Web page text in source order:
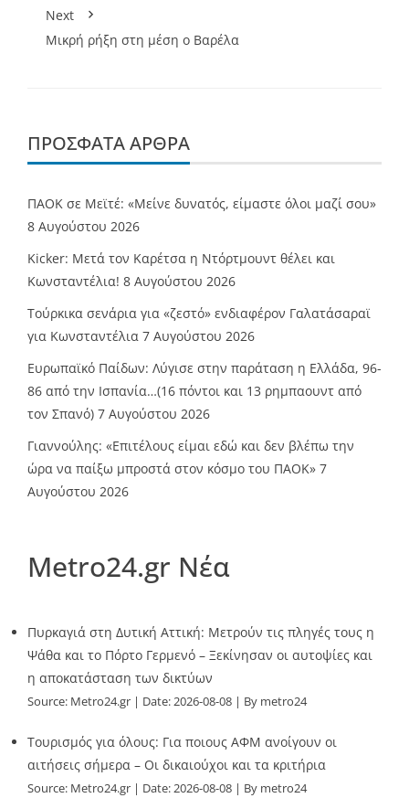
Next
Μικρή ρήξη στη μέση ο Βαρέλα
ΠΡΌΣΦΑΤΑ ΆΡΘΡΑ
ΠΑΟΚ σε Μεϊτέ: «Μείνε δυνατός, είμαστε όλοι μαζί σου»
8 Αυγούστου 2026
Kicker: Μετά τον Καρέτσα η Ντόρτμουντ θέλει και
Κωνσταντέλια! 8 Αυγούστου 2026
Τούρκικα σενάρια για «ζεστό» ενδιαφέρον Γαλατάσαραϊ
για Κωνσταντέλια 7 Αυγούστου 2026
Ευρωπαϊκό Παίδων: Λύγισε στην παράταση η Ελλάδα, 96-
86 από την Ισπανία…(16 πόντοι και 13 ρημπαουντ από
τον Σπανό) 7 Αυγούστου 2026
Γιαννούλης: «Επιτέλους είμαι εδώ και δεν βλέπω την
ώρα να παίξω μπροστά στον κόσμο του ΠΑΟΚ» 7
Αυγούστου 2026
Metro24.gr Νέα
Πυρκαγιά στη Δυτική Αττική: Μετρούν τις πληγές τους η
Ψάθα και το Πόρτο Γερμενό – Ξεκίνησαν οι αυτοψίες και
η αποκατάσταση των δικτύων
Source: Metro24.gr Date: 2026-08-08 By metro24
Τουρισμός για όλους: Για ποιους ΑΦΜ ανοίγουν οι
αιτήσεις σήμερα – Οι δικαιούχοι και τα κριτήρια
Source: Metro24.gr Date: 2026-08-08 By metro24